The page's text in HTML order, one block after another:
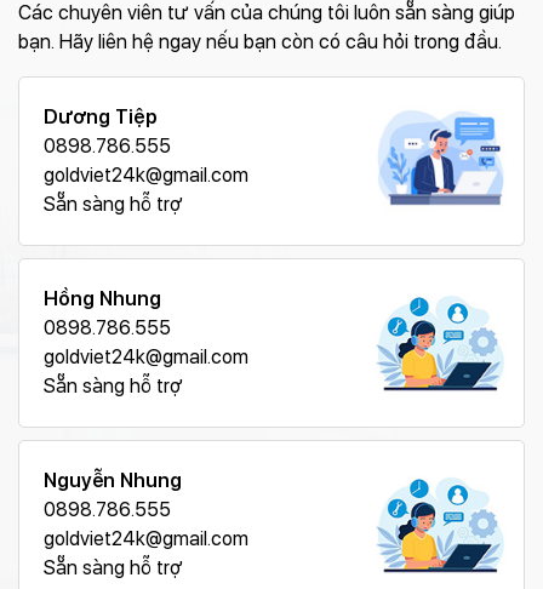
Các chuyên viên tư vấn của chúng tôi luôn sẵn sàng giúp
bạn. Hãy liên hệ ngay nếu bạn còn có câu hỏi trong đầu.
Dương Tiệp
0898.786.555
goldviet24k@gmail.com
Sẵn sàng hỗ trợ
Hồng Nhung
0898.786.555
goldviet24k@gmail.com
Sẵn sàng hỗ trợ
Nguyễn Nhung
0898.786.555
goldviet24k@gmail.com
Sẵn sàng hỗ trợ